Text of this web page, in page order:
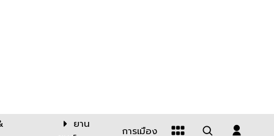
ยาน
การเมือง